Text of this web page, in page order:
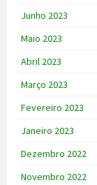
Junho 2023
Maio 2023
Abril 2023
Março 2023
Fevereiro 2023
Janeiro 2023
Dezembro 2022
Novembro 2022